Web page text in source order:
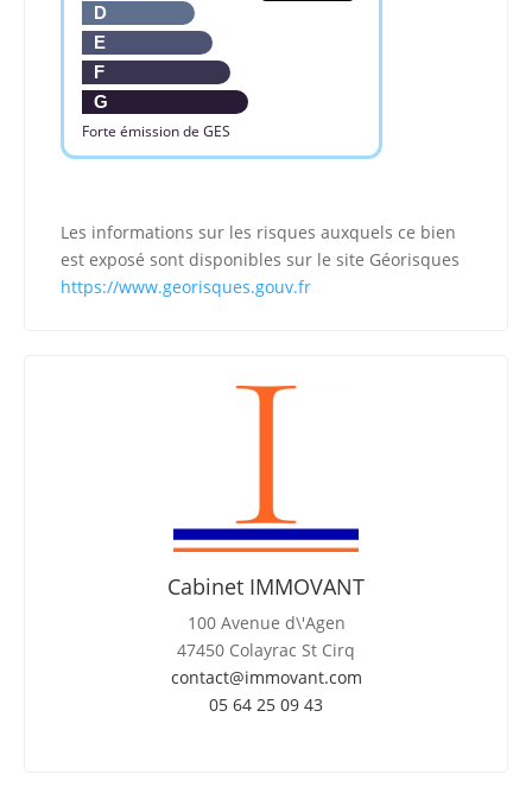
D
E
F
G
Forte émission de GES
Les informations sur les risques auxquels ce bien
est exposé sont disponibles sur le site Géorisques
https://www.georisques.gouv.fr
Cabinet IMMOVANT
100 Avenue d\'Agen
47450 Colayrac St Cirq
contact@immovant.com
05 64 25 09 43